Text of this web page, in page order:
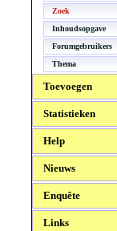
Zoek
Inhoudsopgave
Forumgebruikers
Thema
Toevoegen
Statistieken
Help
Nieuws
Enquête
Links